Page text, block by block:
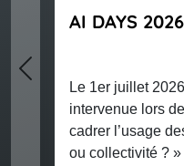
Le Naventure est
« Comment
votre entreprise
quelques clés
Previous